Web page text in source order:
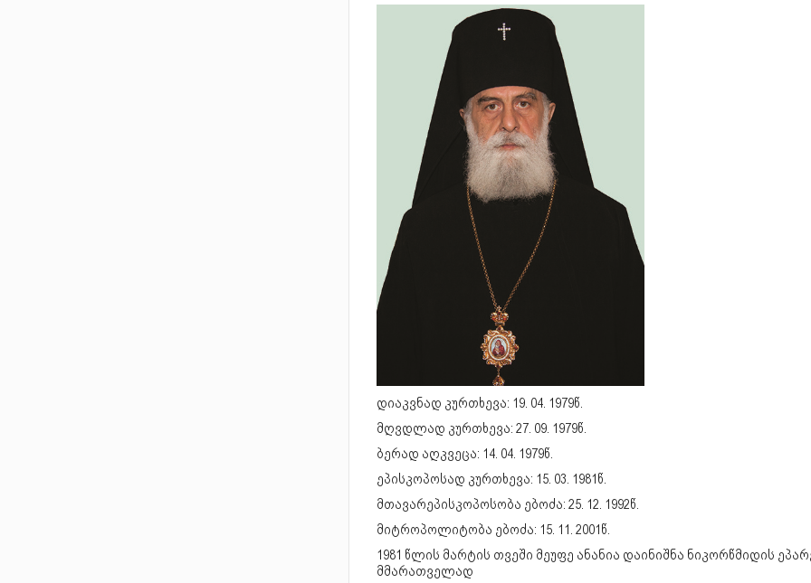
დიაკვნად კურთხევა: 19. 04. 1979წ.
მღვდლად კურთხევა: 27. 09. 1979წ.
ბერად აღკვეცა: 14. 04. 1979წ.
ეპისკოპოსად კურთხევა: 15. 03. 1981წ.
მთავარეპისკოპოსობა ებოძა: 25. 12. 1992წ.
მიტროპოლიტობა ებოძა: 15. 11. 2001წ.
1981 წლის მარტის თვეში მეუფე ანანია დაინიშნა ნიკორწმიდის
მმარათველად